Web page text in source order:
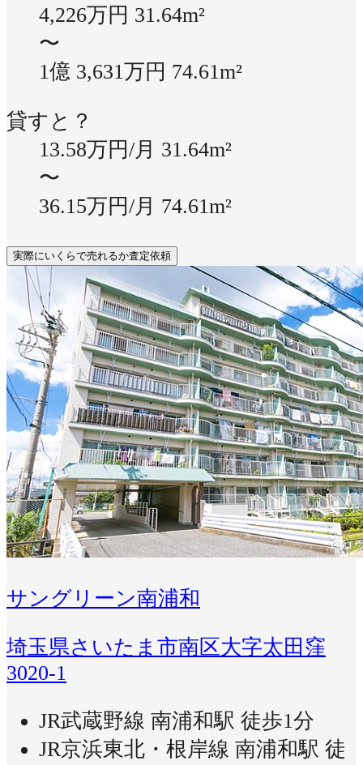
4,226万円 31.64m²
〜
1億 3,631万円 74.61m²
貸すと？
13.58万円/月 31.64m²
〜
36.15万円/月 74.61m²
実際にいくらで売れるか査定依頼
サングリーン南浦和
埼玉県さいたま市南区大字太田窪
3020-1
JR武蔵野線 南浦和駅 徒歩1分
JR京浜東北・根岸線 南浦和駅 徒